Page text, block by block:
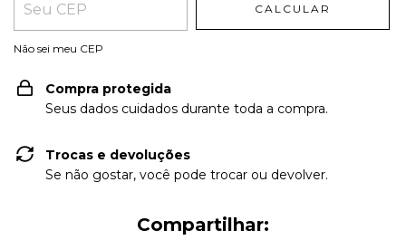
CALCULAR
Não sei meu CEP
Compra protegida
Seus dados cuidados durante toda a compra.
Trocas e devoluções
Se não gostar, você pode trocar ou devolver.
Compartilhar: